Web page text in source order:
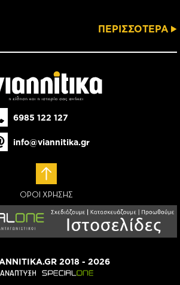
ΠΕΡΙΣΣΟΤΕΡΑ
6985 122 127
info@viannitika.gr
ΟΡΟΙ ΧΡΗΣΗΣ
2018 - 2026